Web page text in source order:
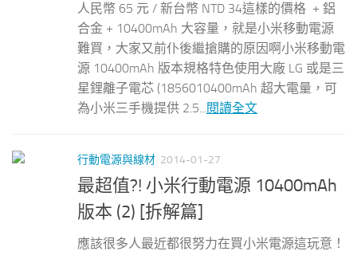
人民幣 65 元 / 新台幣 NTD 34這樣的價格 + 鋁
合金 + 10400mAh 大容量，就是小米移動電源
難買，大家又前仆後繼搶購的原因啊小米移動電
源 10400mAh 版本規格特色使用大廠 LG 或是三
星鋰離子電芯 (1856010400mAh 超大電量，可
為小米三手機提供 2.5...閱讀全文
行動電源與線材 2014-01-27
最超值?! 小米行動電源 10400mAh
版本 (2) [拆解篇]
應該很多人最近都很努力在買小米電源這玩意！